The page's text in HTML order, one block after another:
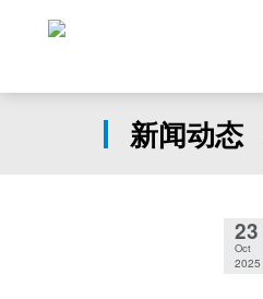
新闻动态
23
Oct
2025